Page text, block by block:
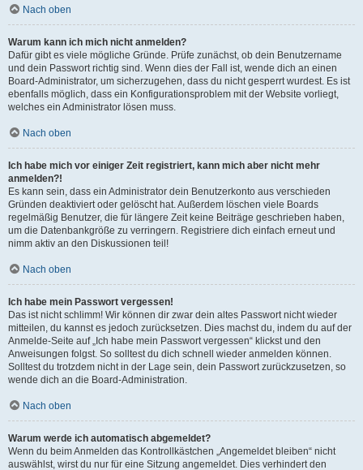
Nach oben
Warum kann ich mich nicht anmelden?
Dafür gibt es viele mögliche Gründe. Prüfe zunächst, ob dein Benutzername
und dein Passwort richtig sind. Wenn dies der Fall ist, wende dich an einen
Board-Administrator, um sicherzugehen, dass du nicht gesperrt wurdest. Es ist
ebenfalls möglich, dass ein Konfigurationsproblem mit der Website vorliegt,
welches ein Administrator lösen muss.
Nach oben
Ich habe mich vor einiger Zeit registriert, kann mich aber nicht mehr
anmelden?!
Es kann sein, dass ein Administrator dein Benutzerkonto aus verschieden
Gründen deaktiviert oder gelöscht hat. Außerdem löschen viele Boards
regelmäßig Benutzer, die für längere Zeit keine Beiträge geschrieben haben,
um die Datenbankgröße zu verringern. Registriere dich einfach erneut und
nimm aktiv an den Diskussionen teil!
Nach oben
Ich habe mein Passwort vergessen!
Das ist nicht schlimm! Wir können dir zwar dein altes Passwort nicht wieder
mitteilen, du kannst es jedoch zurücksetzen. Dies machst du, indem du auf der
Anmelde-Seite auf „Ich habe mein Passwort vergessen“ klickst und den
Anweisungen folgst. So solltest du dich schnell wieder anmelden können.
Solltest du trotzdem nicht in der Lage sein, dein Passwort zurückzusetzen, so
wende dich an die Board-Administration.
Nach oben
Warum werde ich automatisch abgemeldet?
Wenn du beim Anmelden das Kontrollkästchen „Angemeldet bleiben“ nicht
auswählst, wirst du nur für eine Sitzung angemeldet. Dies verhindert den